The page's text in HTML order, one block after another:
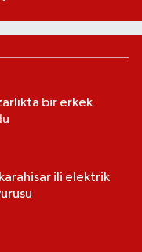
bir erkek
ili elektrik